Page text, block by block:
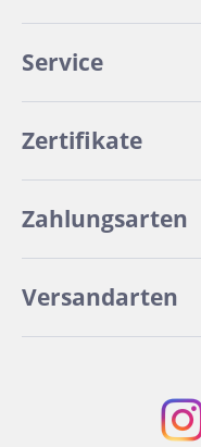
Service
Zertifikate
Zahlungsarten
Versandarten